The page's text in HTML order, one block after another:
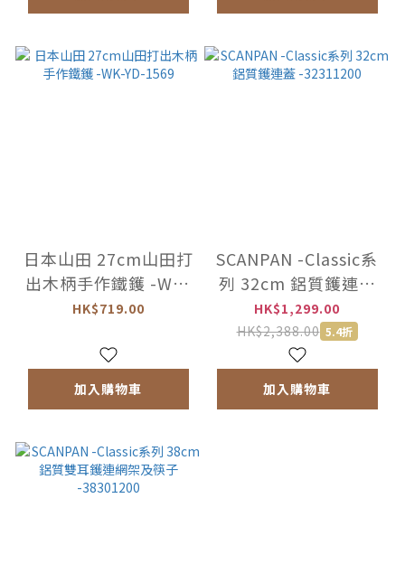
日本山田 27cm山田打
出木柄手作鐵鑊 -WK-
YD-1569
HK$719.00
加入購物車
SCANPAN -Classic系
列 32cm 鋁質鑊連蓋
-32311200
HK$1,299.00
HK$2,388.00 5.4折
加入購物車